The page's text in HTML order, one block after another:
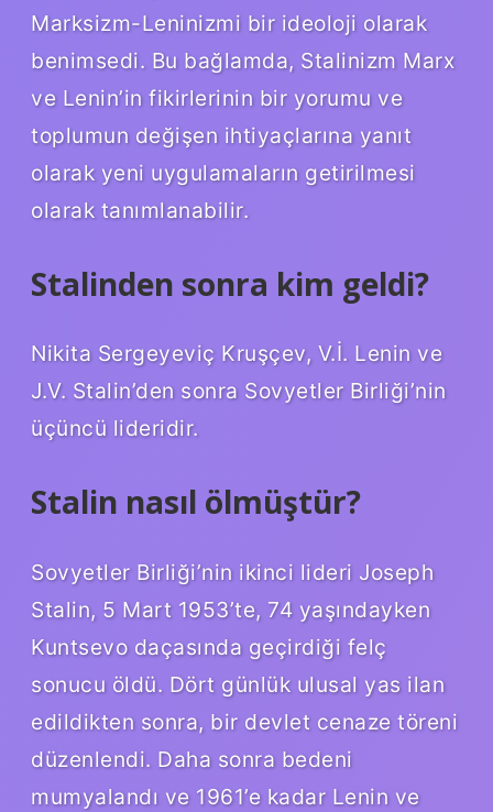
Marksizm-Leninizmi bir ideoloji olarak
benimsedi. Bu bağlamda, Stalinizm Marx
ve Lenin’in fikirlerinin bir yorumu ve
toplumun değişen ihtiyaçlarına yanıt
olarak yeni uygulamaların getirilmesi
olarak tanımlanabilir.
Stalinden sonra kim geldi?
Nikita Sergeyeviç Kruşçev, V.İ. Lenin ve
J.V. Stalin’den sonra Sovyetler Birliği’nin
üçüncü lideridir.
Stalin nasıl ölmüştür?
Sovyetler Birliği’nin ikinci lideri Joseph
Stalin, 5 Mart 1953’te, 74 yaşındayken
Kuntsevo daçasında geçirdiği felç
sonucu öldü. Dört günlük ulusal yas ilan
edildikten sonra, bir devlet cenaze töreni
düzenlendi. Daha sonra bedeni
mumyalandı ve 1961’e kadar Lenin ve